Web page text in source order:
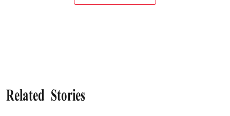
Related Stories